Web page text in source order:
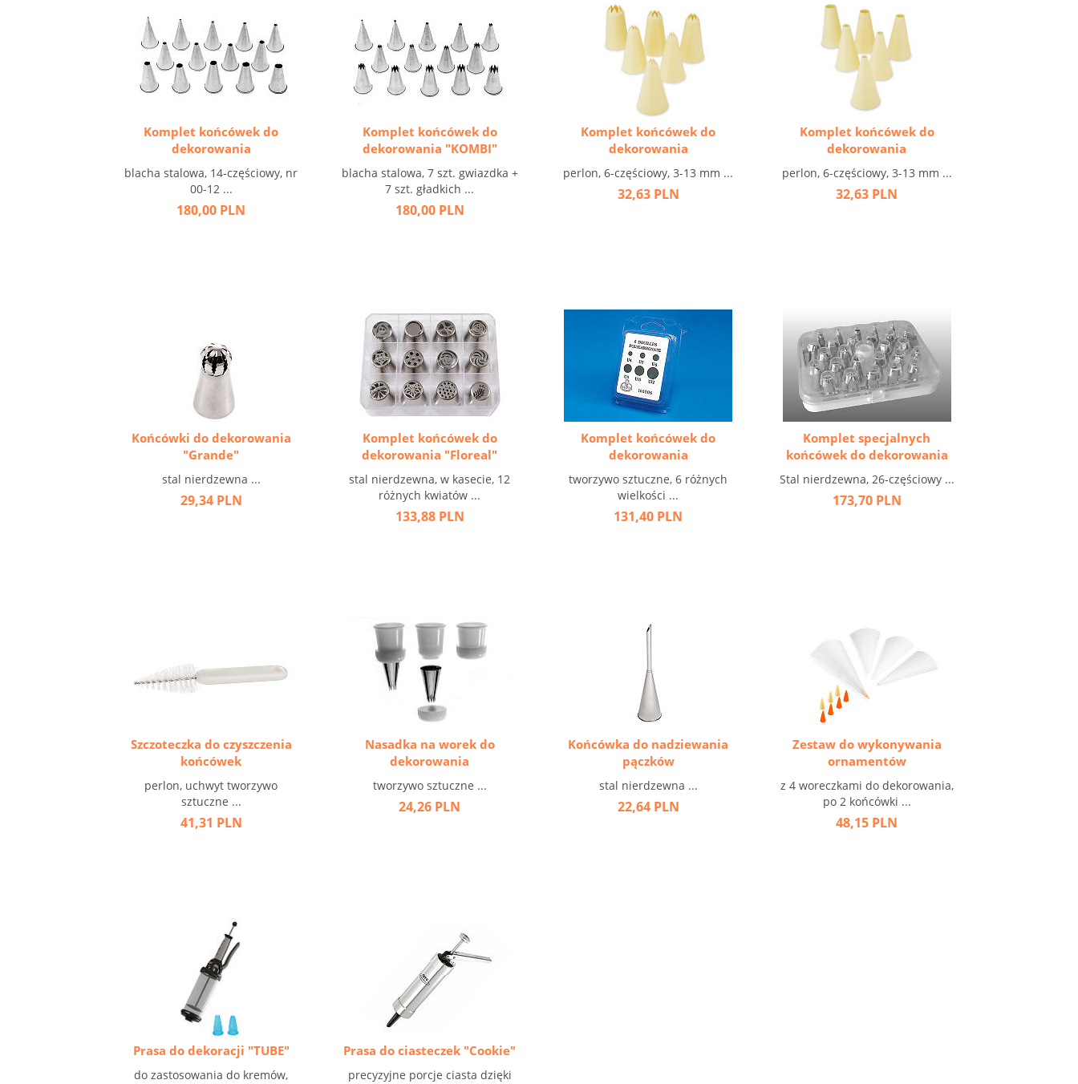
Komplet końcówek do
dekorowania
blacha stalowa, 14-częściowy, nr
00-12 ...
180,00 PLN
Komplet końcówek do
dekorowania "KOMBI"
blacha stalowa, 7 szt. gwiazdka +
7 szt. gładkich ...
180,00 PLN
Komplet końcówek do
dekorowania
perlon, 6-częściowy, 3-13 mm ...
32,63 PLN
Komplet końcówek do
dekorowania
perlon, 6-częściowy, 3-13 mm ...
32,63 PLN
Końcówki do dekorowania
"Grande"
stal nierdzewna ...
29,34 PLN
Komplet końcówek do
dekorowania "Floreal"
stal nierdzewna, w kasecie, 12
różnych kwiatów ...
133,88 PLN
Komplet końcówek do
dekorowania
tworzywo sztuczne, 6 różnych
wielkości ...
131,40 PLN
Komplet specjalnych
końcówek do dekorowania
Stal nierdzewna, 26-częściowy ...
173,70 PLN
Szczoteczka do czyszczenia
końcówek
perlon, uchwyt tworzywo
sztuczne ...
41,31 PLN
Nasadka na worek do
dekorowania
tworzywo sztuczne ...
24,26 PLN
Końcówka do nadziewania
pączków
stal nierdzewna ...
22,64 PLN
Zestaw do wykonywania
ornamentów
z 4 woreczkami do dekorowania,
po 2 końcówki ...
48,15 PLN
Prasa do dekoracji "TUBE"
do zastosowania do kremów,
Prasa do ciasteczek "Cookie"
precyzyjne porcje ciasta dzięki